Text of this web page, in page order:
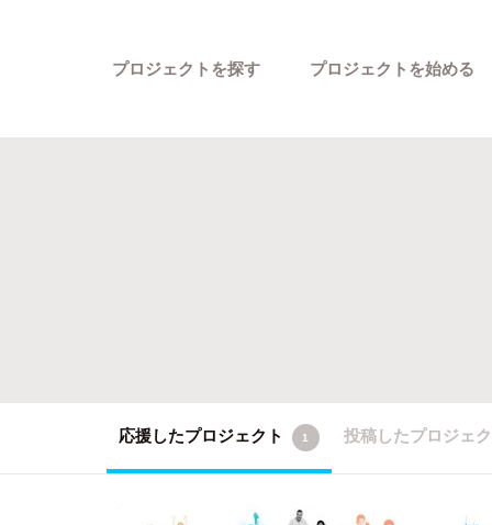
プロジェクトを探す プロジェクトを始める
応援したプロジェクト 1 投稿したプロジェ